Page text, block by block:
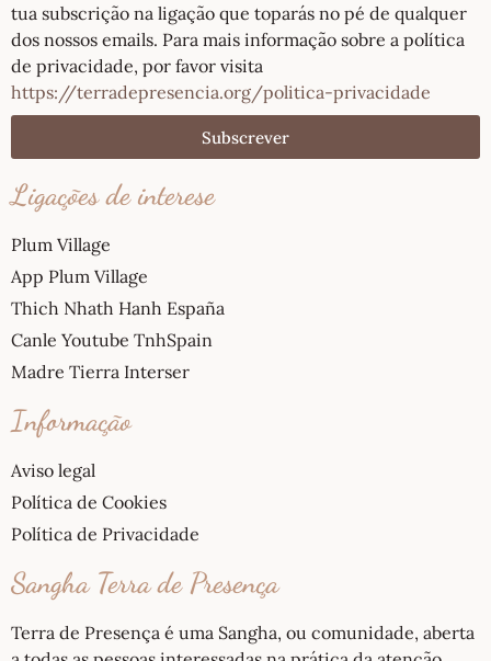
tua subscrição na ligação que toparás no pé de qualquer
dos nossos emails. Para mais informação sobre a política
de privacidade, por favor visita
https://terradepresencia.org/politica-privacidade
Subscrever
Ligações de interese
Plum Village
App Plum Village
Thich Nhath Hanh España
Canle Youtube TnhSpain
Madre Tierra Interser
Informação
Aviso legal
Política de Cookies
Política de Privacidade
Sangha Terra de Presença
Terra de Presença é uma Sangha, ou comunidade, aberta